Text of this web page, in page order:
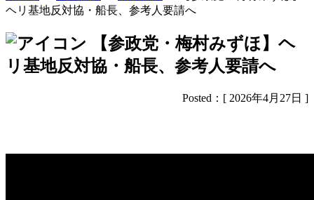
ヘリ基地反対協・船長、参考人要請へ
【参政党・梅村みずほ】ヘ
リ基地反対協・船長、参考人要請へ
Posted：[ 2026年4月27日 ]